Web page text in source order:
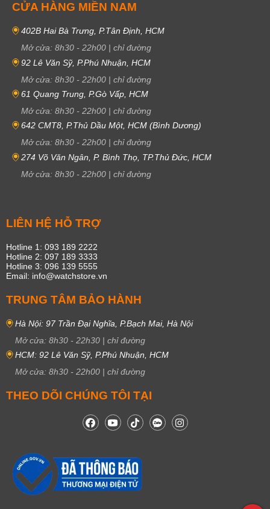
CỬA HÀNG MIỀN NAM
402B Hai Bà Trưng, P.Tân Định, HCM
Mở cửa: 8h30 - 22h00 | chỉ đường
92 Lê Văn Sỹ, P.Phú Nhuận, HCM
Mở cửa: 8h30 - 22h00 | chỉ đường
61 Quang Trung, P.Gò Vấp, HCM
Mở cửa: 8h30 - 22h00 | chỉ đường
642 CMT8, P.Thủ Dầu Một, HCM (Bình Dương)
Mở cửa: 8h30 - 22h00 | chỉ đường
274 Võ Văn Ngân, P. Bình Thọ, TP.Thủ Đức, HCM
Mở cửa: 8h30 - 22h00 | chỉ đường
LIÊN HỆ HỖ TRỢ
Hotline 1: 093 189 2222
Hotline 2: 097 189 3333
Hotline 3: 096 139 5555
Email: info@watchstore.vn
TRUNG TÂM BẢO HÀNH
Hà Nội: 97 Trần Đại Nghĩa, P.Bạch Mai, Hà Nội
Mở cửa: 8h30 - 22h30 | chỉ đường
HCM: 92 Lê Văn Sỹ, P.Phú Nhuận, HCM
Mở cửa: 8h30 - 22h00 | chỉ đường
THEO DÕI CHÚNG TÔI TẠI